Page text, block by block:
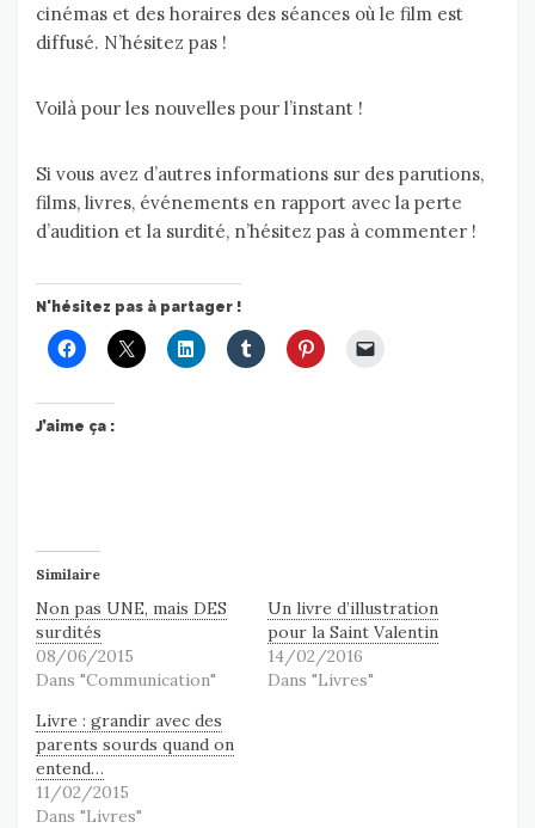
cinémas et des horaires des séances où le film est
diffusé. N’hésitez pas !
Voilà pour les nouvelles pour l’instant !
Si vous avez d’autres informations sur des parutions,
films, livres, événements en rapport avec la perte
d’audition et la surdité, n’hésitez pas à commenter !
N'hésitez pas à partager !
J’aime ça :
Similaire
Non pas UNE, mais DES
surdités
08/06/2015
Dans "Communication"
Un livre d’illustration
pour la Saint Valentin
14/02/2016
Dans "Livres"
Livre : grandir avec des
parents sourds quand on
entend…
11/02/2015
Dans "Livres"